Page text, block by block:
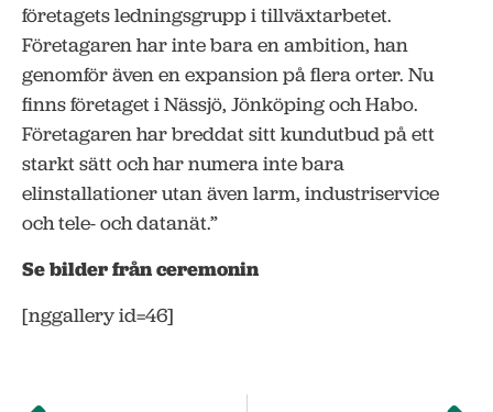
företagets ledningsgrupp i tillväxtarbetet.
Företagaren har inte bara en ambition, han
genomför även en expansion på flera orter. Nu
finns företaget i Nässjö, Jönköping och Habo.
Företagaren har breddat sitt kundutbud på ett
starkt sätt och har numera inte bara
elinstallationer utan även larm, industriservice
och tele- och datanät.”
Se bilder från ceremonin
[nggallery id=46]